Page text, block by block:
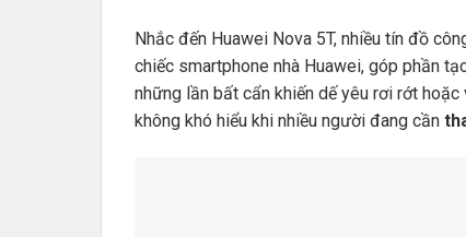
Nhắc đến Huawei Nova 5T, nhiều tín đồ
chiếc smartphone nhà Huawei, góp phần
những lần bất cẩn khiến dế yêu rơi rớt
không khó hiểu khi nhiều người đang cần